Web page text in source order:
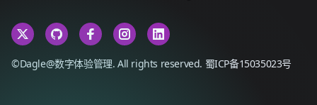
©Dagle@数字体验管理. All rights reserved. 蜀ICP备15035023号